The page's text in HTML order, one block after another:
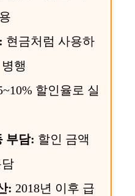
현금처럼 사용하
행
할인율로 실
부담: 할인 금액
: 2018년 이후 급